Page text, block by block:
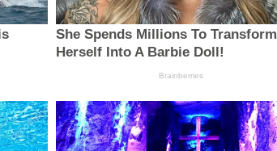
She Spends Millions To Transform
Herself Into A Barbie Doll!
Brainberries